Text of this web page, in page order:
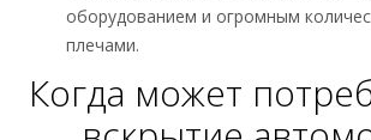
оборудованием и огромным
плечами.
Когда может